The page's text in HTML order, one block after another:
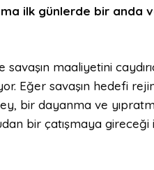
ilk günlerde bir anda
maaliyetini
Eğer savaşın hedefi
bir dayanma ve
bir çatışmaya gireceği